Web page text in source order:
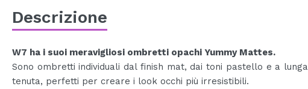
PROSSIMAMENTE
Descrizione
W7 ha i suoi meravigliosi ombretti opachi Yummy Mattes.
Sono ombretti individuali dal finish mat, dai toni pastello e a lunga
tenuta, perfetti per creare i look occhi più irresistibili.